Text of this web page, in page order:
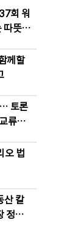
회 워
따뜻한
께할
토론
류전'
오 법
산 칼
정보